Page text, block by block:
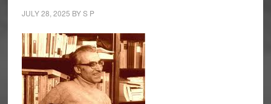
JULY 28, 2025 BYS P